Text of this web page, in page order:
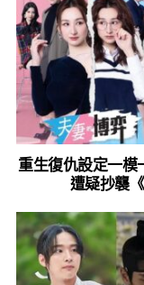
重生復仇設定一模
遭疑抄襲